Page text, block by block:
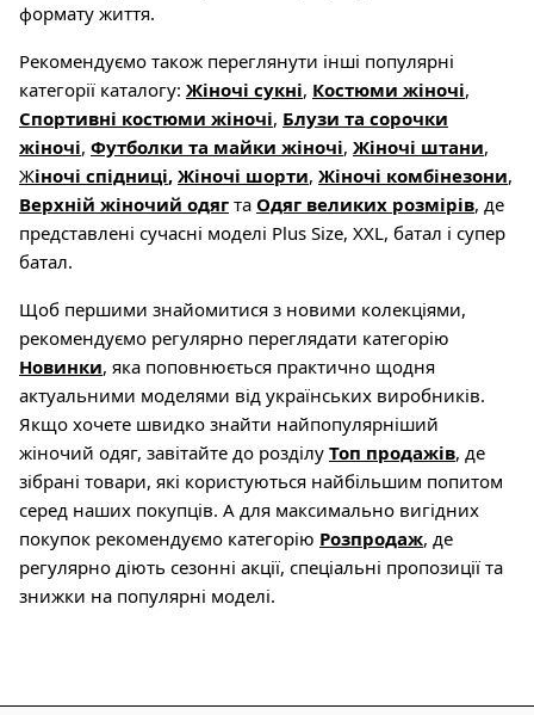
формату життя.
Рекомендуємо також переглянути інші популярні
категорії каталогу: Жіночі сукні, Костюми жіночі,
Спортивні костюми жіночі, Блузи та сорочки
жіночі, Футболки та майки жіночі, Жіночі штани,
Жіночі спідниці, Жіночі шорти, Жіночі комбінезони,
Верхній жіночий одяг та Одяг великих розмірів, де
представлені сучасні моделі Plus Size, XXL, батал і супер
батал.
Щоб першими знайомитися з новими колекціями,
рекомендуємо регулярно переглядати категорію
Новинки, яка поповнюється практично щодня
актуальними моделями від українських виробників.
Якщо хочете швидко знайти найпопулярніший
жіночий одяг, завітайте до розділу Топ продажів, де
зібрані товари, які користуються найбільшим попитом
серед наших покупців. А для максимально вигідних
покупок рекомендуємо категорію Розпродаж, де
регулярно діють сезонні акції, спеціальні пропозиції та
знижки на популярні моделі.